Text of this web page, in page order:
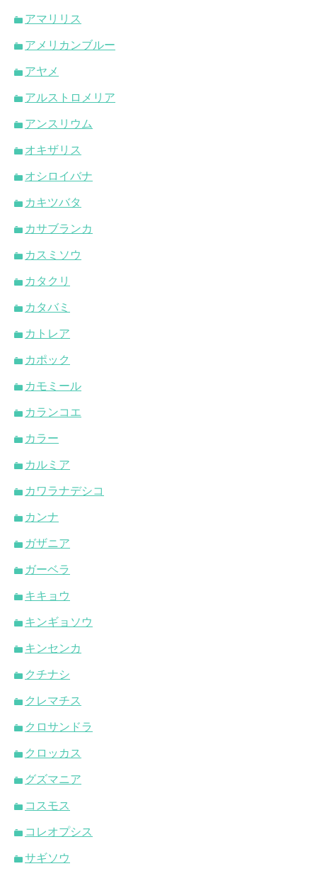
アマリリス
アメリカンブルー
アヤメ
アルストロメリア
アンスリウム
オキザリス
オシロイバナ
カキツバタ
カサブランカ
カスミソウ
カタクリ
カタバミ
カトレア
カポック
カモミール
カランコエ
カラー
カルミア
カワラナデシコ
カンナ
ガザニア
ガーベラ
キキョウ
キンギョソウ
キンセンカ
クチナシ
クレマチス
クロサンドラ
クロッカス
グズマニア
コスモス
コレオプシス
サギソウ